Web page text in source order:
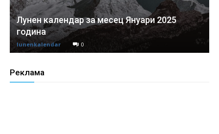
Лунен календар за месец Януари 2025
година
lunenkalendar 0
Реклама